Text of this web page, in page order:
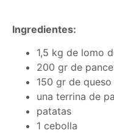
Ingredientes:
1,5 kg de lomo
200 gr de
150 gr de
una terrina de
patatas
1 cebolla